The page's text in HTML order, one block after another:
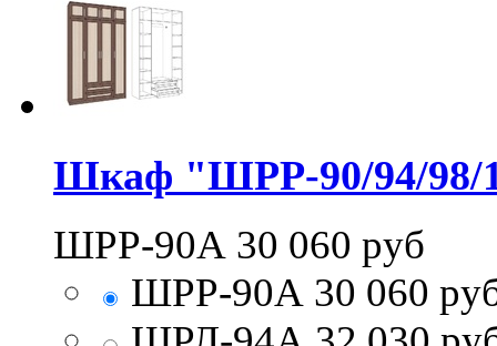
Шкаф "ШРР-90/94/98/
ШРР-90А 30 060 руб
ШРР-90А 30 060